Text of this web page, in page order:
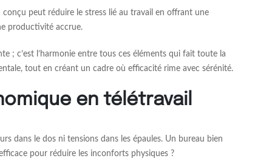
conçu peut réduire le stress lié au travail en offrant une
productivité accrue.
; c’est l’harmonie entre tous ces éléments qui fait toute la
tout en créant un cadre où efficacité rime avec sérénité.
en télétravail
dans le dos ni tensions dans les épaules. Un bureau bien
pour réduire les inconforts physiques ?